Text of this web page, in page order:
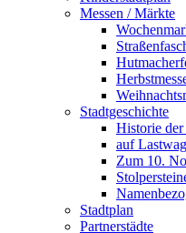
Messen / Märkte
Stadtgeschichte
Historie
auf
Zum 10.
Stadtplan
Partnerstädte